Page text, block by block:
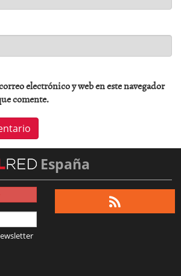
electrónico y web en este navegador
comente.
España